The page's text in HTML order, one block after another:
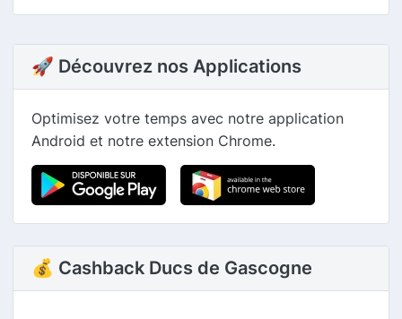
🚀 Découvrez nos Applications
Optimisez votre temps avec notre application
Android et notre extension Chrome.
💰 Cashback Ducs de Gascogne